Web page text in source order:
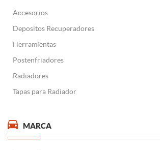
Accesorios
Depositos Recuperadores
Herramientas
Postenfriadores
Radiadores
Tapas para Radiador
MARCA